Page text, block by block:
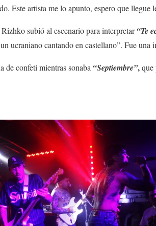
Este artista me lo apunto, espero que llegue
subió al escenario para interpretar“Te
ucraniano cantando en castellano”. Fue una
de confeti mientras sonaba “Septiembre”,que